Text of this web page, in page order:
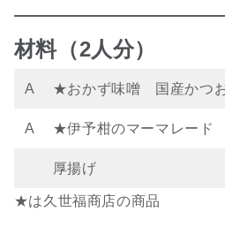
材料（2人分）
A ★おかず味噌 国産かつ
A ★伊予柑のマーマレード
厚揚げ
★は久世福商店の商品